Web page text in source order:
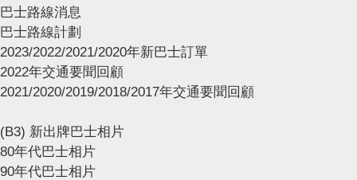
巴士路線消息
巴士路線計劃
2023/2022/2021/2020年新巴士訂單
2022年交通要聞回顧
2021/2020/2019/2018/2017年交通要聞回顧
(B3) 新出牌巴士相片
80年代巴士相片
90年代巴士相片